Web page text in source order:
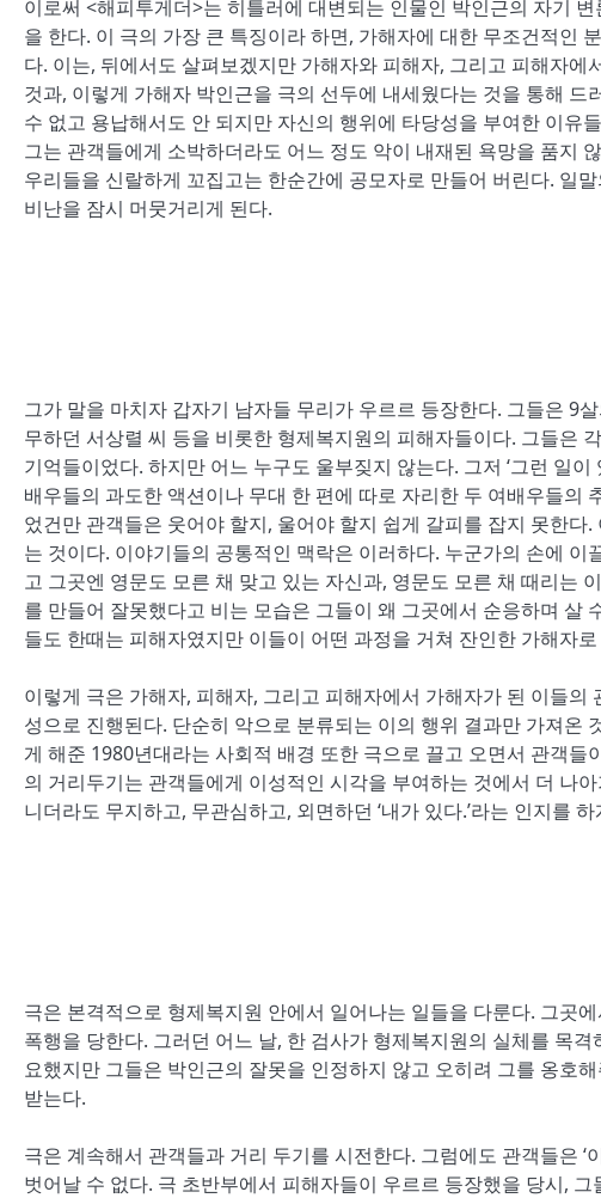
이로써 <해피투게더>는 히틀러에 대변되는 인물인 박인근의 자기
을 한다. 이 극의 가장 큰 특징이라 하면, 가해자에 대한 무조건적인
다. 이는, 뒤에서도 살펴보겠지만 가해자와 피해자, 그리고 피해자
것과, 이렇게 가해자 박인근을 극의 선두에 내세웠다는 것을 통해
수 없고 용납해서도 안 되지만 자신의 행위에 타당성을 부여한 이유
그는 관객들에게 소박하더라도 어느 정도 악이 내재된 욕망을 품지
우리들을 신랄하게 꼬집고는 한순간에 공모자로 만들어 버린다. 일
비난을 잠시 머뭇거리게 된다.
그가 말을 마치자 갑자기 남자들 무리가 우르르 등장한다. 그들은 9
무하던 서상렬 씨 등을 비롯한 형제복지원의 피해자들이다. 그들은
기억들이었다. 하지만 어느 누구도 울부짖지 않는다. 그저 ‘그런 일
배우들의 과도한 액션이나 무대 한 편에 따로 자리한 두 여배우들의
었건만 관객들은 웃어야 할지, 울어야 할지 쉽게 갈피를 잡지 못한
는 것이다. 이야기들의 공통적인 맥락은 이러하다. 누군가의 손에
고 그곳엔 영문도 모른 채 맞고 있는 자신과, 영문도 모른 채 때리는
를 만들어 잘못했다고 비는 모습은 그들이 왜 그곳에서 순응하며 살
들도 한때는 피해자였지만 이들이 어떤 과정을 거쳐 잔인한 가해자
이렇게 극은 가해자, 피해자, 그리고 피해자에서 가해자가 된 이들
성으로 진행된다. 단순히 악으로 분류되는 이의 행위 결과만 가져온
게 해준 1980년대라는 사회적 배경 또한 극으로 끌고 오면서 관객
의 거리두기는 관객들에게 이성적인 시각을 부여하는 것에서 더 나
니더라도 무지하고, 무관심하고, 외면하던 ‘내가 있다.’라는 인지를
극은 본격적으로 형제복지원 안에서 일어나는 일들을 다룬다. 그곳
폭행을 당한다. 그러던 어느 날, 한 검사가 형제복지원의 실체를 목
요했지만 그들은 박인근의 잘못을 인정하지 않고 오히려 그를 옹호
받는다.
극은 계속해서 관객들과 거리 두기를 시전한다. 그럼에도 관객들은
벗어날 수 없다. 극 초반부에서 피해자들이 우르르 등장했을 당시,